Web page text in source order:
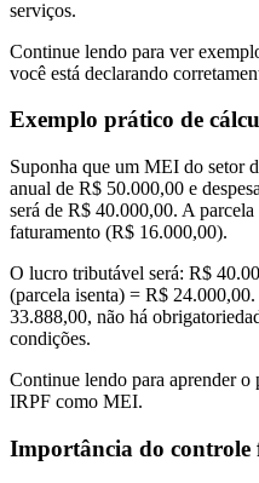
serviços.
Continue lendo para ver
você está declarando
Exemplo prático de
Suponha que um MEI do setor
anual de R$ 50.000,00 e
será de R$ 40.000,00. A
faturamento (R$ 16.000,00).
O lucro tributável será: R$
(parcela isenta) = R$
33.888,00, não há
condições.
Continue lendo para aprender o
IRPF como MEI.
Importância do